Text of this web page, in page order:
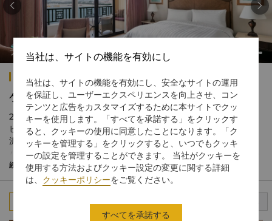
プレミアルーム
 
シャングリ・ラ カリヤト アルベリ アブダビ
ゲストルーム
213室の全室に、アーチ型のドアや豪華な色合いなど本格的なアラ
ビアスタイルのデザインが使われております。プライバシーや贅
沢なご滞在をお楽しみいただけるよう、全室にプールを完備し、
パーソナルなバトラーサービスをご利用いただける4ベッドルーム
ヴィラをご用意しております。
続きを読む
スタンダードルーム クラブルーム スイート
当社は、サイトの機能を有効にし
当社は、サイトの機能を有効にし、安全なサイトの運用
を保証し、ユーザーエクスペリエンスを向上させ、コン
テンツと広告をカスタマイズするために本サイトでクッ
キーを使用します。「すべてを承諾する」をクリックす
ると、クッキーの使用に同意したことになります。「ク
ッキーを管理する」をクリックすると、いつでもクッキ
ーの設定を管理することができます。 当社がクッキーを
使用する方法およびクッキー設定の変更に関する詳細
は、 クッキーポリシーをご覧ください。
すべてを承諾する